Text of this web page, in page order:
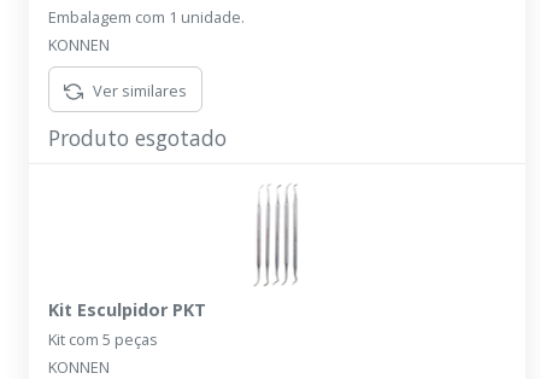
Embalagem com 1 unidade.
KONNEN
Ver similares
Produto esgotado
Kit Esculpidor PKT
Kit com 5 peças
KONNEN